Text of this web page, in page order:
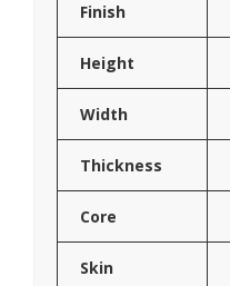
Finish
Height
Width
Thickness
Core
Skin